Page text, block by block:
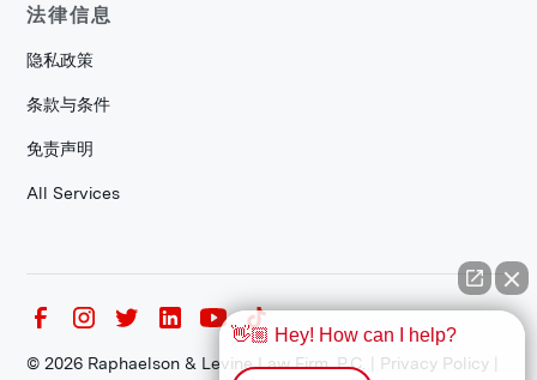
法律信息
隐私政策
条款与条件
免责声明
All Services
©2026 Raphaelson & Levine Law Firm, P.C. | Privacy Policy
👋🏼 Hey! How can I help?